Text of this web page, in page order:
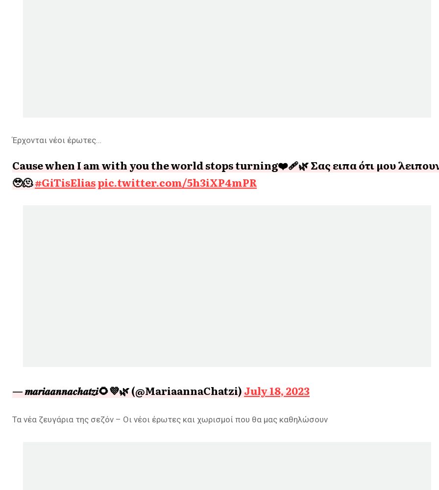
Έρχονται νέοι έρωτες…
Cause when I am with you the world stops turning❤️‍🩹🌿 Σας ειπα ότι μου
🥹🫠#GiTisEliaspic.twitter.com/5h3iXP4mPR
— 𝒎𝒂𝒓𝒊𝒂𝒂𝒏𝒏𝒂𝒄𝒉𝒂𝒕𝒛𝒊🌻💜🌿 (@MariaannaChatzi)July 18, 2023
Τα νέα ζευγάρια της σεζόν – Οι νέοι έρωτες και χωρισμοί που θα μας καθηλώσουν